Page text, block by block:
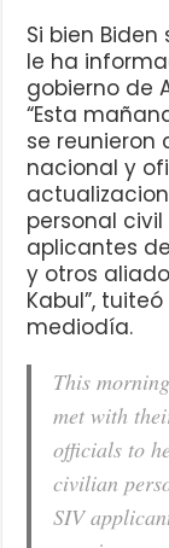
Si bien
le ha
gobierno de
“Esta
se reunieron
nacional y
personal
aplicantes
y otros
Kabul”,
mediodía.
This
met with
officials to
civilian
SIV